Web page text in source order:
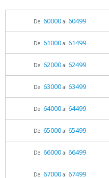
Del 60000al 60499
Del 61000al 61499
Del 62000al 62499
Del 63000al 63499
Del 64000al 64499
Del 65000al 65499
Del 66000al 66499
Del 67000al 67499